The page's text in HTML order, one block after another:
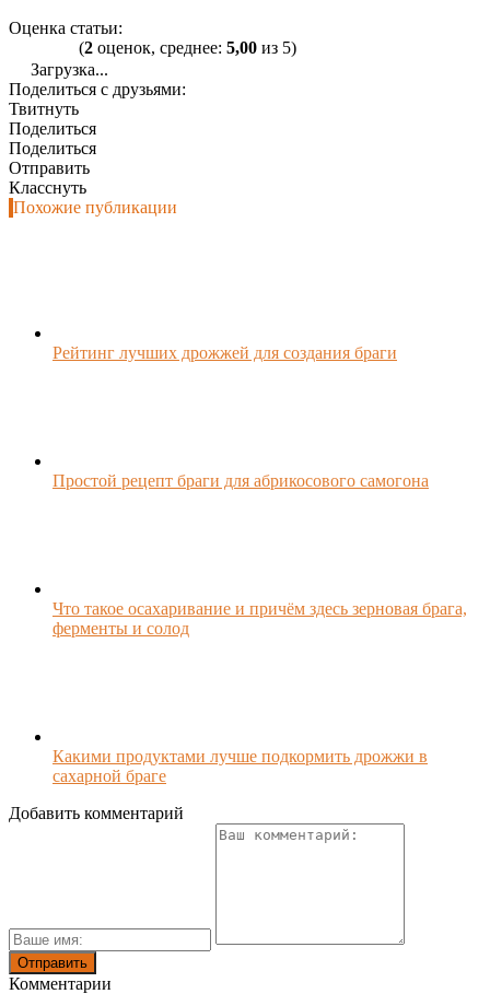
Оценка статьи:
(2 оценок, среднее: 5,00 из 5)
Загрузка...
Поделиться с друзьями:
Твитнуть
Поделиться
Поделиться
Отправить
Класснуть
Похожие публикации
Рейтинг лучших дрожжей для создания браги
Простой рецепт браги для абрикосового самогона
Что такое осахаривание и причём здесь зерновая брага,
ферменты и солод
Какими продуктами лучше подкормить дрожжи в
сахарной браге
Добавить комментарий
Комментарии